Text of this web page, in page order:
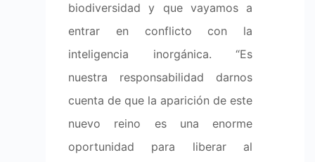
biodiversidad y que vayamos a
entrar en conflicto con la
inteligencia inorgánica. “Es
nuestra responsabilidad darnos
cuenta de que la aparición de este
nuevo reino es una enorme
oportunidad para liberar al